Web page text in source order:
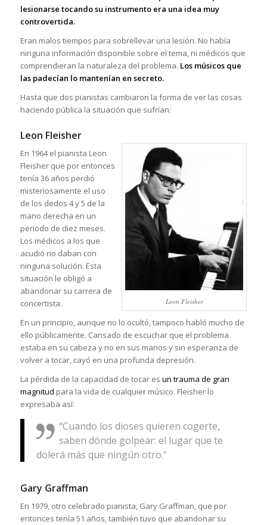
lesionarse tocando su instrumento era una idea muy
controvertida.
Eran malos tiempos para sobrellevar una lesión. No había
ninguna información disponible sobre el tema, ni médicos que
comprendieran la naturaleza del problema. Los músicos que
las padecían lo mantenían en secreto.
Hasta que dos pianistas cambiaron la forma de ver las cosas
haciendo pública la situación que sufrían:
Leon Fleisher
Leon Fleisher
En 1964 el pianista Leon
Fleisher que por entonces
tenía 36 años perdió
misteriosamente el uso
de los dedos 4 y 5 de la
mano derecha en un
periodo de diez meses.
Los médicos a los que
acudió no daban con
ninguna solución. Esta
situación le obligó a
abandonar su carrera de
concertista.
En un principio, aunque no lo ocultó, tampoco habló mucho de
ello públicamente. Cansado de escuchar que el problema
estaba en su cabeza y no en sus manos y sin esperanza de
volver a tocar, cayó en una profunda depresión.
La pérdida de la capacidad de tocar es un trauma de gran
magnitud para la vida de cualquier músico. Fleisher lo
expresaba así:
“Cuando los dioses quieren cogerte,
saben dónde golpear: el lugar que te
dolerá más que ningún otro.”
Gary Graffman
En 1979, otro celebrado pianista, Gary Graffman, que por
entonces tenía 51 años, también tuvo que abandonar su